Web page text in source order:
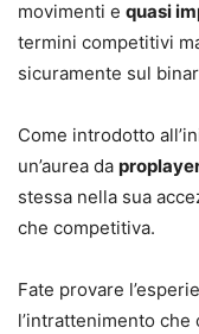
movimenti e quasi
termini competitivi
sicuramente sul
Come introdotto
un’aurea da
stessa nella sua
che competitiva.
Fate provare
l’intrattenimento